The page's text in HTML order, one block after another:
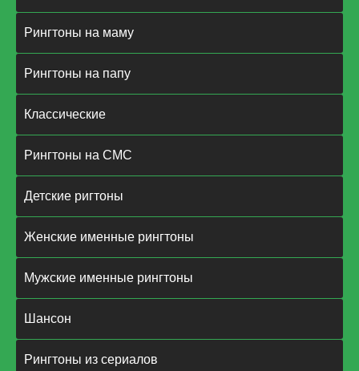
Рингтоны на маму
Рингтоны на папу
Классические
Рингтоны на СМС
Детские ригтоны
Женские именные рингтоны
Мужские именные рингтоны
Шансон
Рингтоны из сериалов